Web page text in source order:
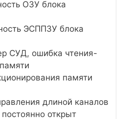
ОЗУ блока
ЭСППЗУ блока
СУД, ошибка чтения-
памяти
длиной каналов
открыт